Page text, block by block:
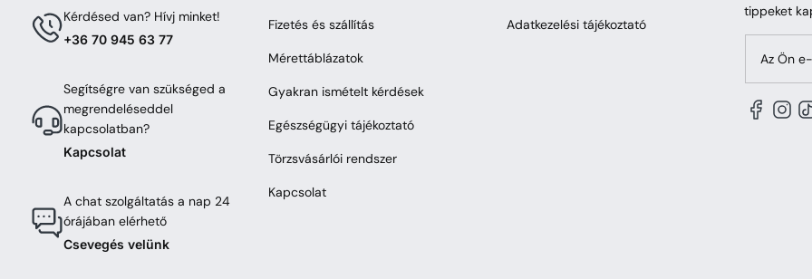
Kérdésed van? Hívj minket!
+36 70 945 63 77
Segítségre van szükséged a
megrendeléseddel
kapcsolatban?
Kapcsolat
A chat szolgáltatás a nap 24
órájában elérhető
Csevegés velünk
Fizetés és szállítás
Mérettáblázatok
Gyakran ismételt kérdések
Egészségügyi tájékoztató
Törzsvásárlói rendszer
Kapcsolat
Adatkezelési tájékoztató
tippeket
Az Ön